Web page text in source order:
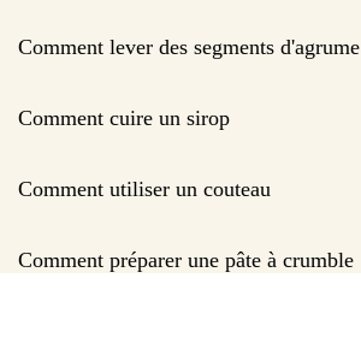
Comment lever des segments d'agrume
Comment cuire un sirop
Comment utiliser un couteau
Comment préparer une pâte à crumble